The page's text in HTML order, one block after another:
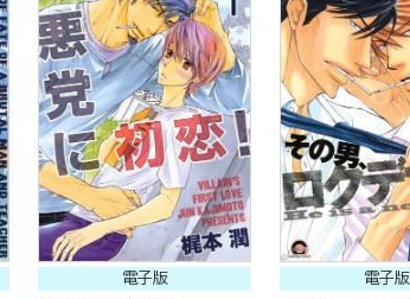
電子版 電子版